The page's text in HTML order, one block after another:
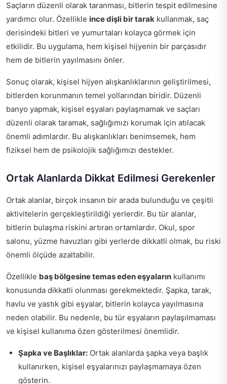
Saçların düzenli olarak taranması, bitlerin tespit edilmesine
yardımcı olur. Özellikle ince dişli bir tarak kullanmak, saç
derisindeki bitleri ve yumurtaları kolayca görmek için
etkilidir. Bu uygulama, hem kişisel hijyenin bir parçasıdır
hem de bitlerin yayılmasını önler.
Sonuç olarak, kişisel hijyen alışkanlıklarının geliştirilmesi,
bitlerden korunmanın temel yollarından biridir. Düzenli
banyo yapmak, kişisel eşyaları paylaşmamak ve saçları
düzenli olarak taramak, sağlığımızı korumak için atılacak
önemli adımlardır. Bu alışkanlıkları benimsemek, hem
fiziksel hem de psikolojik sağlığımızı destekler.
Ortak Alanlarda Dikkat Edilmesi Gerekenler
Ortak alanlar, birçok insanın bir arada bulunduğu ve çeşitli
aktivitelerin gerçekleştirildiği yerlerdir. Bu tür alanlar,
bitlerin bulaşma riskini artıran ortamlardır. Okul, spor
salonu, yüzme havuzları gibi yerlerde dikkatli olmak, bu riski
önemli ölçüde azaltabilir.
Özellikle baş bölgesine temas eden eşyaların kullanımı
konusunda dikkatli olunması gerekmektedir. Şapka, tarak,
havlu ve yastık gibi eşyalar, bitlerin kolayca yayılmasına
neden olabilir. Bu nedenle, bu tür eşyaların paylaşılmaması
ve kişisel kullanıma özen gösterilmesi önemlidir.
Şapka ve Başlıklar: Ortak alanlarda şapka veya başlık
kullanırken, kişisel eşyalarınızı paylaşmamaya özen
gösterin.